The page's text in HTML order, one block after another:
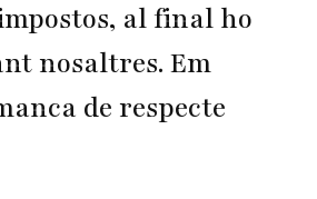
al final ho
nosaltres. Em
de respecte